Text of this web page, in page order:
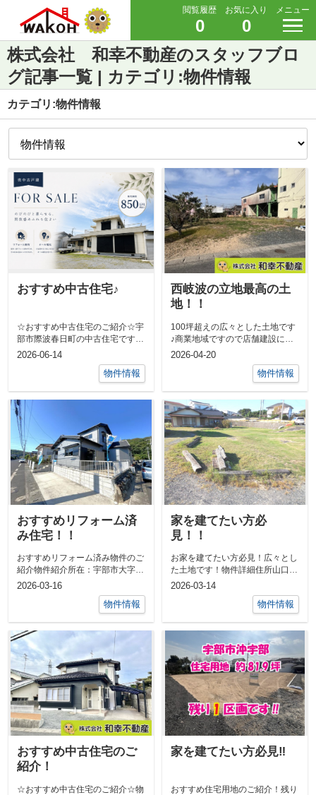
閲覧履歴
0
お気に入り
0
メニュー
株式会社 和幸不動産のスタッフブロ
グ記事一覧 | カテゴリ:物件情報
カテゴリ:物件情報
おすすめ中古住宅♪
☆おすすめ中古住宅のご紹介☆宇
部市際波春日町の中古住宅です♪
開放的な敷地、車庫もございま
2026-06-14
物件情報
西岐波の立地最高の土
地！！
100坪超えの広々とした土地です
♪商業地域ですので店舗建設に
も！前面道路も6ｍ以上なので車
2026-04-20
物件情報
おすすめリフォーム済
み住宅！！
おすすめリフォーム済み物件のご
紹介物件紹介所在：宇部市大字西
岐波価格：1299万円間取：4LDK
2026-03-16
物件情報
家を建てたい方必
見！！
お家を建てたい方必見！広々とし
た土地です！物件詳細住所山口県
宇部市中村３丁目土地面積161.24
2026-03-14
物件情報
おすすめ中古住宅のご
紹介！
☆おすすめ中古住宅のご紹介☆物
家を建てたい方必見‼
おすすめ住宅用地のご紹介！残り